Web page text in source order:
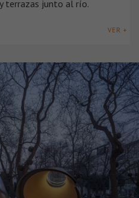
terrazas junto al río.
VER +